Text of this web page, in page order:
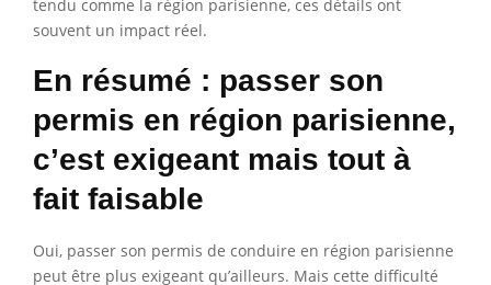
tendu comme la région parisienne, ces détails ont
souvent un impact réel.
En résumé : passer son
permis en région parisienne,
c’est exigeant mais tout à
fait faisable
Oui, passer son permis de conduire en région parisienne
peut être plus exigeant qu’ailleurs. Mais cette difficulté